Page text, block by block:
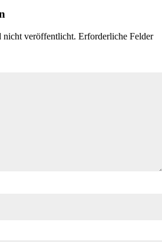
veröffentlicht. Erforderliche Felder